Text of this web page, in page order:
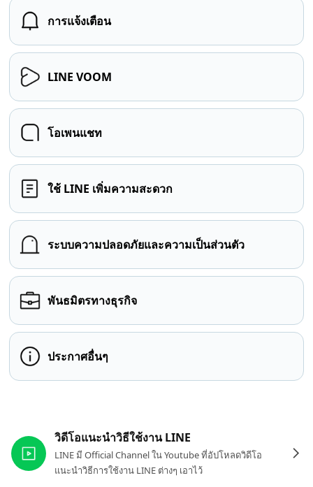
การแจ้งเตือน
LINE VOOM
โอเพนแชท
ใช้ LINE เพิ่มความสะดวก
ระบบความปลอดภัยและความเป็นส่วนตัว
พันธมิตรทางธุรกิจ
ประกาศอื่นๆ
วิดีโอแนะนำวิธีใช้งาน LINE
LINE มี Official Channel ใน Youtube ที่อัปโหลดวิดีโอ
แนะนำวิธีการใช้งาน LINE ต่างๆ เอาไว้